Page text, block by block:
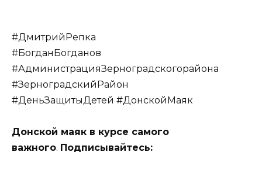
#ДмитрийРепка
#БогданБогданов
#АдминистрацияЗерноградскогорайона
#ЗерноградскийРайон
#ДеньЗащитыДетей #ДонскойМаяк
Донской маяк в курсе самого
важного. Подписывайтесь: